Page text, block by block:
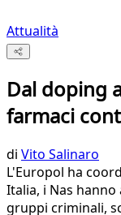
Attualità
Dal doping
farmaci
di Vito Salinaro
L'Europol ha
Italia, i Nas
gruppi criminali,